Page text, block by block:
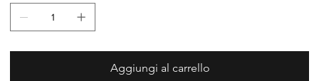
Aggiungi al carrello